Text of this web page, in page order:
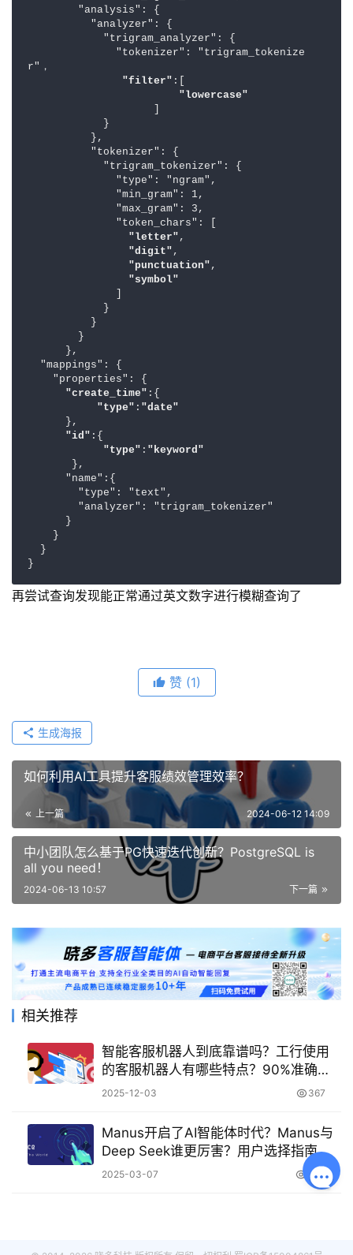
r"，
"filter" :[
"lowercase"
"letter" ,
"digit" ,
"punctuation" ,
"symbol"
"create_time" :{
"type" : "date"
"id" :{
"type" : "keyword"
再尝试查询发现能正常通过英文数字进行模糊查询了
赞 (1)
生成海报
如何利用AI工具提升客服绩效管理效率？
上一篇 2024-06-12 14:09
中小团队怎么基于PG快速迭代创新？PostgreSQL is
all you need！
下一篇
2024-06-13 10:57
相关推荐
智能客服机器人到底靠谱吗？工行使用
的客服机器人有哪些特点？90%准确率
验证：从技术成熟度与人机协作，看工
2025-12-03 367
Manus开启了AI智能体时代？Manus与
Deep Seek谁更厉害？用户选择指南：
没有最好只有最合适
2025-03-07 1.9K